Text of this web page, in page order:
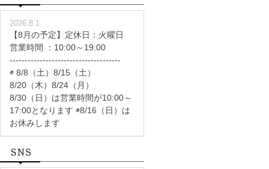
2026.8.1
【8月の予定】定休日：火曜日
営業時間 ：10:00～19:00
-------------------------------------
◉ 8/8（土）8/15（土）
8/20（木）8/24（月）
8/30（日）は営業時間が10:00～
17:00となります ◉8/16（日）は
お休みします